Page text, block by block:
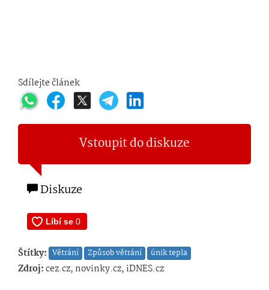
Sdílejte článek
Vstoupit do diskuze
Diskuze
Štítky: Větrání Způsob větrání únik tepla
Zdroj:cez.cz, novinky.cz, iDNES.cz